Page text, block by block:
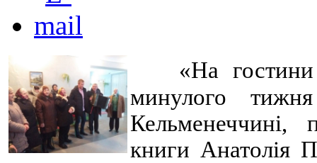
«На
минулого
Кельменеччині,
книги Анатолія